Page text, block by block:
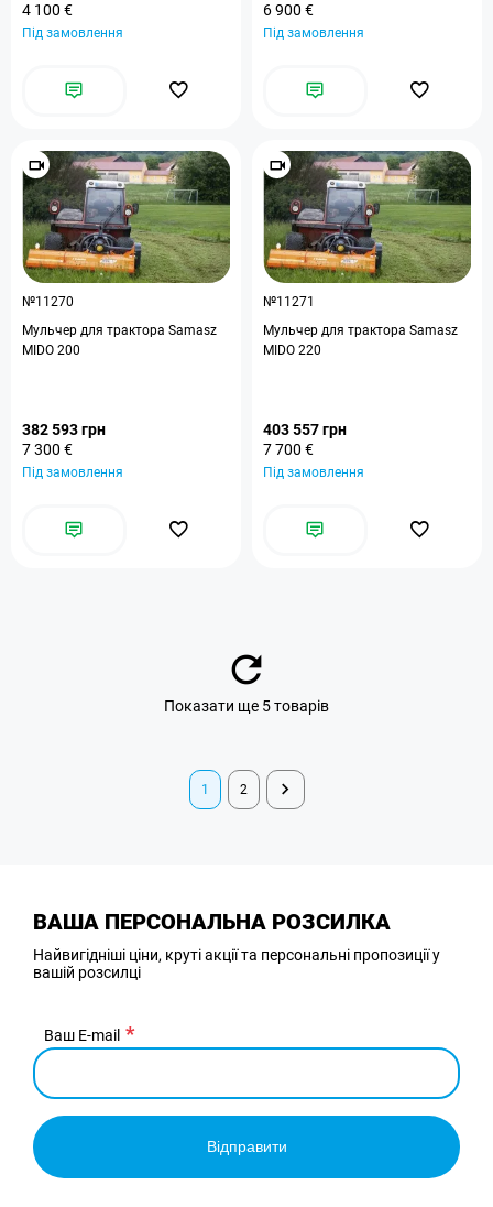
4 100 €
Під замовлення
6 900 €
Під замовлення
№11270
Мульчер для трактора Samasz
MIDO 200
382 593 грн
7 300 €
Під замовлення
№11271
Мульчер для трактора Samasz
MIDO 220
403 557 грн
7 700 €
Під замовлення
Показати ще 5 товарів
1 2
ВАША ПЕРСОНАЛЬНА РОЗСИЛКА
Найвигідніші ціни, круті акції та персональні пропозиції у
вашій розсилці
Ваш E-mail
Відправити